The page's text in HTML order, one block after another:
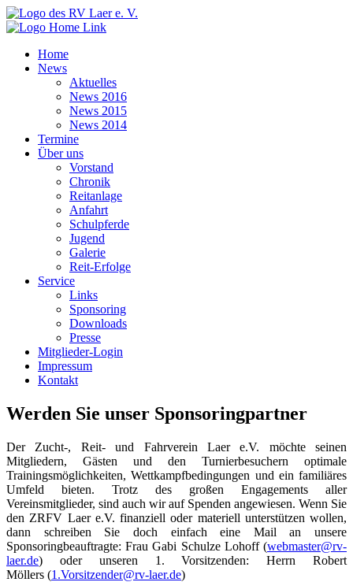
Home
News
Aktuelles
News 2016
News 2015
News 2014
Termine
Über uns
Vorstand
Chronik
Reitanlage
Anfahrt
Schulpferde
Jugend
Galerie
Reit-Erfolge
Service
Links
Sponsoring
Downloads
Presse
Mitglieder-Login
Impressum
Kontakt
Werden Sie unser Sponsoringpartner
Der Zucht-, Reit- und Fahrverein Laer e.V. möchte seinen
Mitgliedern, Gästen und den Turnierbesuchern optimale
Trainingsmöglichkeiten, Wettkampfbedingungen und ein familiäres
Umfeld bieten. Trotz des großen Engagements aller
Vereinsmitglieder, sind auch wir auf Spenden angewiesen. Wenn Sie
den ZRFV Laer e.V. finanziell oder materiell unterstützen wollen,
dann schreiben Sie doch einfach eine Mail an unsere
Sponsoringbeauftragte: Frau Gabi Schulze Lohoff (webmaster@rv-
laer.de) oder unseren 1. Vorsitzenden: Herrn Robert
Möllers (1.Vorsitzender@rv-laer.de)